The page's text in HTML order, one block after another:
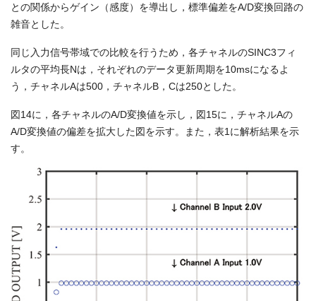
との関係からゲイン（感度）を導出し，標準偏差をA/D変換回路の
雑音とした。
同じ入力信号帯域での比較を行うため，各チャネルのSINC3フィ
ルタの平均長Nは，それぞれのデータ更新周期を10msになるよ
う，チャネルAは500，チャネルB，Cは250とした。
図14に，各チャネルのA/D変換値を示し，図15に，チャネルAの
A/D変換値の偏差を拡大した図を示す。また，表1に解析結果を示
す。